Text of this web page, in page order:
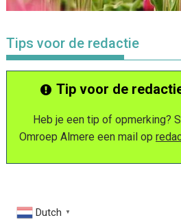
Tips voor de redactie
Tip voor de
Heb je een tip of opmerking?
Omroep Almere een mail op
Dutch ▼